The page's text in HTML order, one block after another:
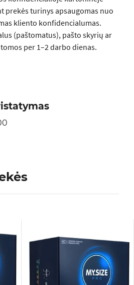
prekės turinys apsaugomas nuo
kliento konfidencialumas.
(paštomatus), pašto skyrių ar
per 1–2 darbo dienas.